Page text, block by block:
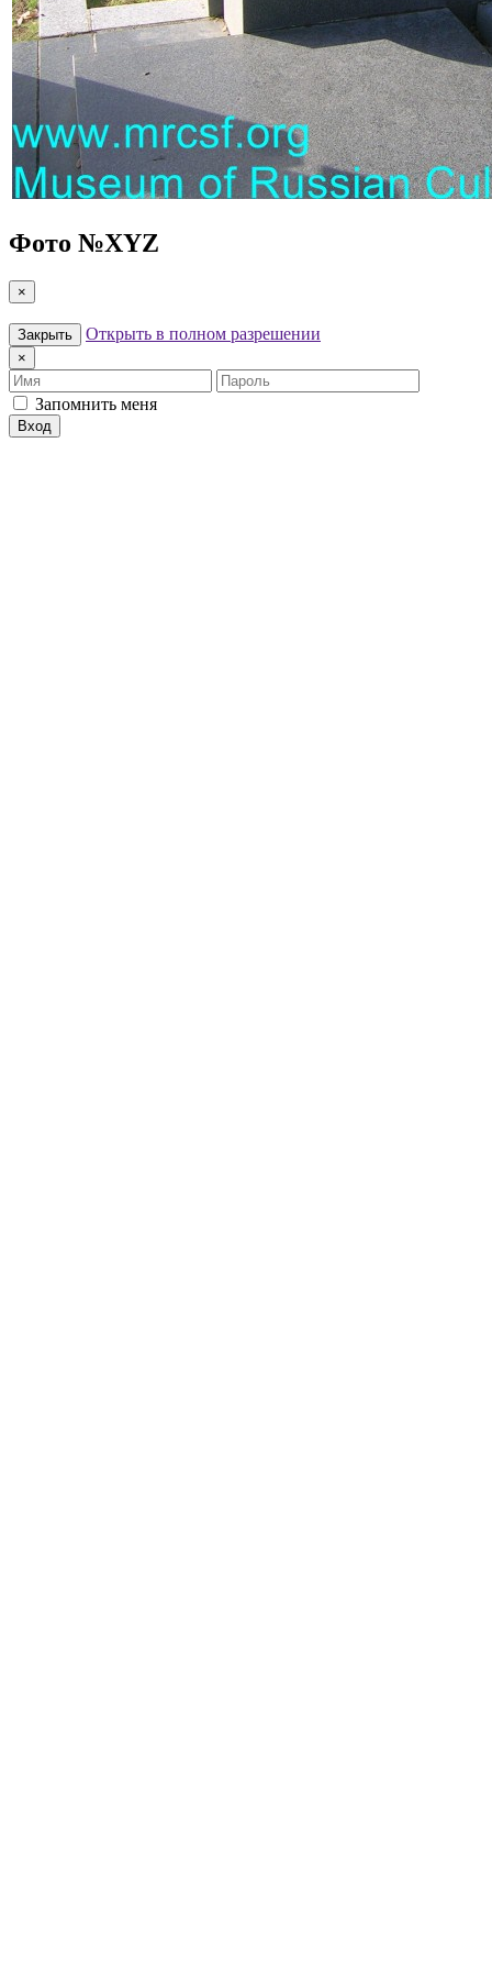
Фото №XYZ
×
Закрыть Открыть в полном разрешении
×
Имя
Пароль
Запомнить меня
Вход